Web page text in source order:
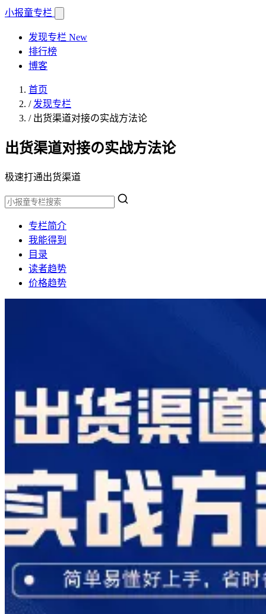
小报童专栏
发现专栏 New
排行榜
博客
首页
/ 发现专栏
/ 出货渠道对接の实战方法论
出货渠道对接の实战方法论
极速打通出货渠道
专栏简介
我能得到
目录
读者趋势
价格趋势